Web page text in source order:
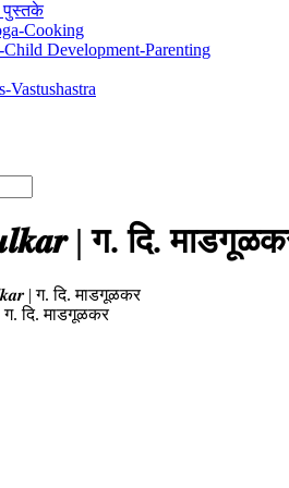
पुस्तके
Cooking
Child Development-Parenting
Vastushastra
| ग. दि.
| ग. दि. माडगूळकर
दि. माडगूळकर